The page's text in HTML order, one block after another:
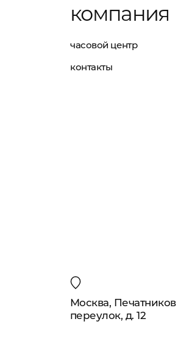
компания
часовой центр
контакты
Москва, Печатников
переулок, д. 12